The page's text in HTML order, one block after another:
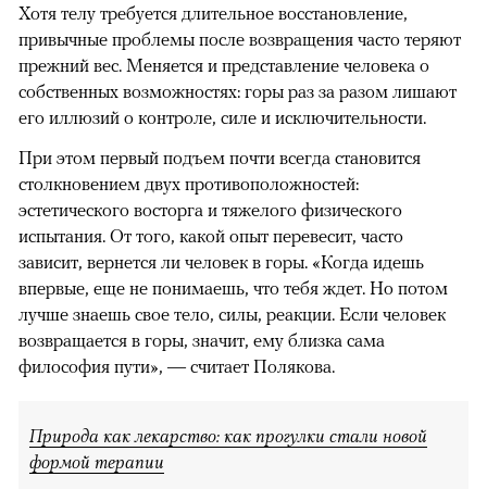
Хотя телу требуется длительное восстановление,
привычные проблемы после возвращения часто теряют
прежний вес. Меняется и представление человека о
собственных возможностях: горы раз за разом лишают
его иллюзий о контроле, силе и исключительности.
При этом первый подъем почти всегда становится
столкновением двух противоположностей:
эстетического восторга и тяжелого физического
испытания. От того, какой опыт перевесит, часто
зависит, вернется ли человек в горы. «Когда идешь
впервые, еще не понимаешь, что тебя ждет. Но потом
лучше знаешь свое тело, силы, реакции. Если человек
возвращается в горы, значит, ему близка сама
философия пути», — считает Полякова.
Природа как лекарство: как прогулки стали новой
формой терапии